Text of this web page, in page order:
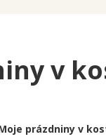
v
prázdniny v